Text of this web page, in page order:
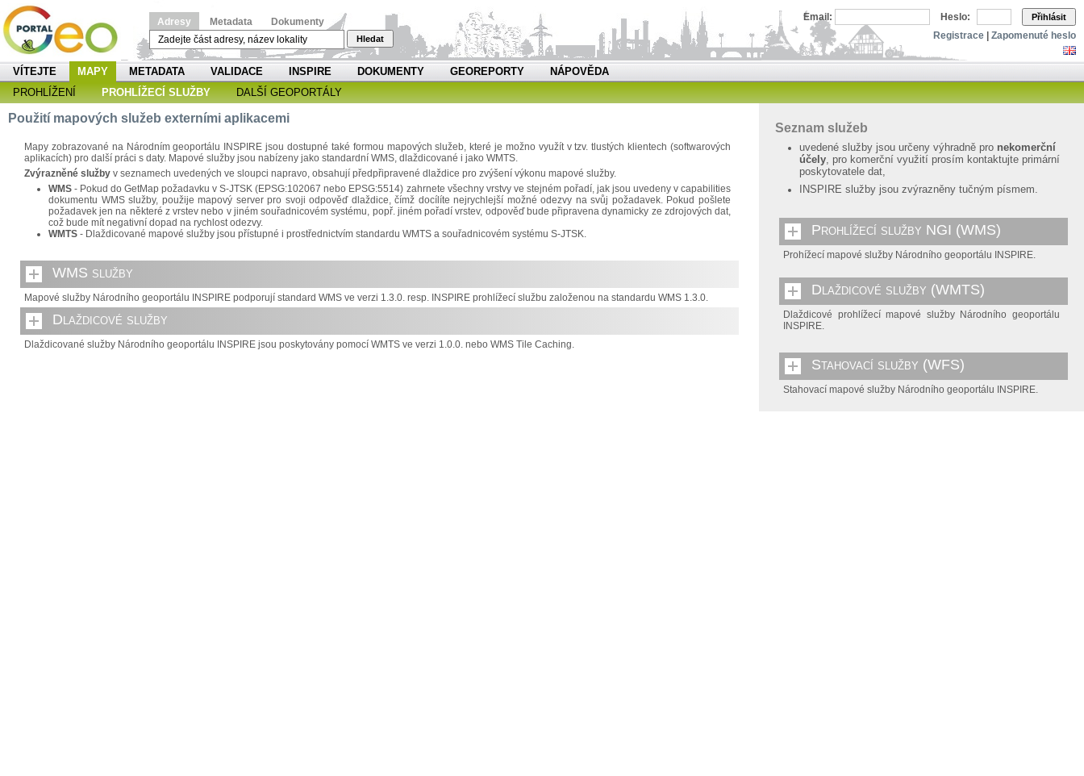
Adresy Metadata Dokumenty
Hledat
Email: Heslo: Přihlásit
Registrace Zapomenuté heslo
VÍTEJTE MAPY METADATA VALIDACE INSPIRE DOKUMENTY GEOREPORTY
NÁPOVĚDA
PROHLÍŽENÍ
PROHLÍŽECÍ SLUŽBY DALŠÍ GEOPORTÁLY
Použití mapových služeb externími aplikacemi
Mapy zobrazované na Národním geoportálu INSPIRE jsou dostupné také formou mapových služeb, které je možno využít v tzv. tlustých klientech (softwarových
aplikacích) pro další práci s daty. Mapové služby jsou nabízeny jako standardní WMS, dlaždicované i jako WMTS.
Zvýrazněné služby v seznamech uvedených ve sloupci napravo, obsahují předpřipravené dlaždice pro zvýšení výkonu mapové služby.
WMS - Pokud do GetMap požadavku v S-JTSK (EPSG:102067 nebo EPSG:5514) zahrnete všechny vrstvy ve stejném pořadí, jak jsou uvedeny v capabilities
dokumentu WMS služby, použije mapový server pro svoji odpověď dlaždice, čímž docílíte nejrychlejší možné odezvy na svůj požadavek. Pokud pošlete
požadavek jen na některé z vrstev nebo v jiném souřadnicovém systému, popř. jiném pořadí vrstev, odpověď bude připravena dynamicky ze zdrojových dat,
což bude mít negativní dopad na rychlost odezvy.
WMTS - Dlaždicované mapové služby jsou přístupné i prostřednictvím standardu WMTS a souřadnicovém systému S-JTSK.
WMS služby
Mapové služby Národního geoportálu INSPIRE podporují standard WMS ve verzi 1.3.0. resp. INSPIRE prohlížecí službu založenou na standardu WMS 1.3.0.
Dlaždicové služby
Dlaždicované služby Národního geoportálu INSPIRE jsou poskytovány pomocí WMTS ve verzi 1.0.0. nebo WMS Tile Caching.
Seznam služeb
uvedené služby jsou určeny výhradně pro nekomerční
účely, pro komerční využití prosím kontaktujte primární
poskytovatele dat,
INSPIRE služby jsou zvýrazněny tučným písmem.
Prohlížecí služby NGI (WMS)
Prohížecí mapové služby Národního geoportálu INSPIRE.
Dlaždicové služby (WMTS)
Dlaždicové prohlížecí mapové služby Národního geoportálu
INSPIRE.
Stahovací služby (WFS)
Stahovací mapové služby Národního geoportálu INSPIRE.